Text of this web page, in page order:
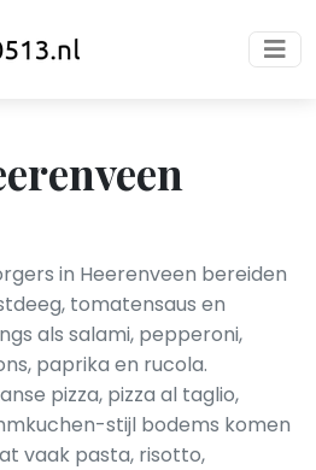
in Heerenveen bereiden
tomatensaus en
als salami, pepperoni,
paprika en rucola.
pizza, pizza al taglio,
stijl bodems komen
vaak pasta, risotto,